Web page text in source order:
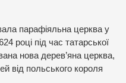
парафіяльна церква у
році під час татарської
нова дерев’яна церква,
від польського короля